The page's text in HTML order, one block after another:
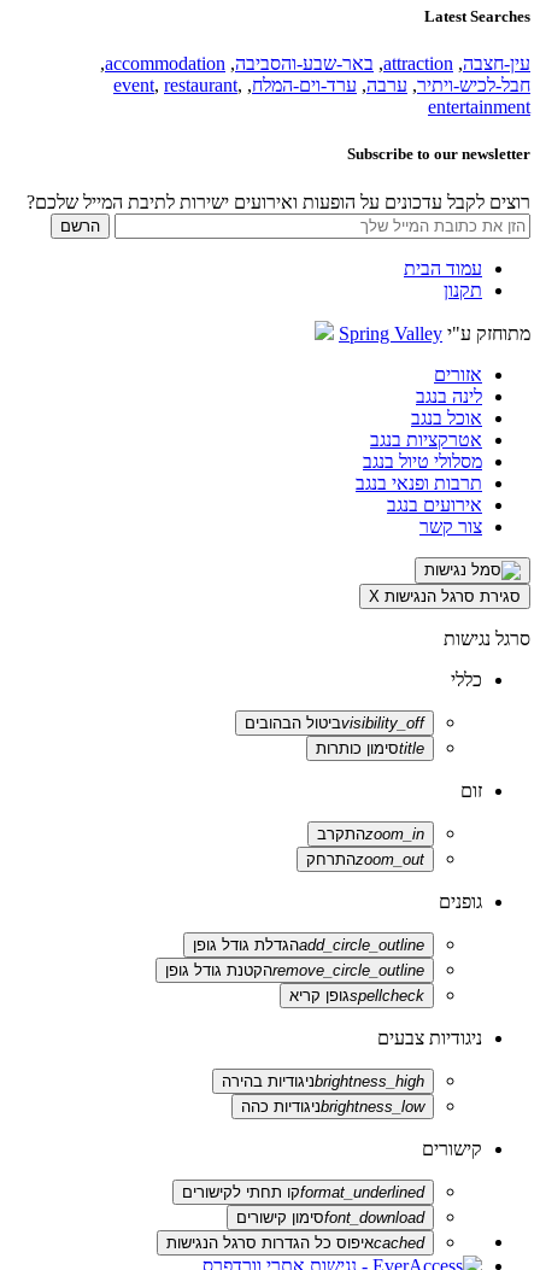
Latest Searches
עין-חצבה,
attraction
, באר-שבע-והסביבה,
accommodation
,
חבל-לכיש-ויתיר, ערבה, ערד-וים-המלח,
event, restaurant,
entertainment
Subscribe to our newsletter
רוצים לקבל עדכונים על הופעות ואירועים ישירות לתיבת המייל שלכם?
עמוד הבית
תקנון
מתוחזק ע"י Spring Valley
אזורים
לינה בנגב
אוכל בנגב
אטרקציות בנגב
מסלולי טיול בנגב
תרבות ופנאי בנגב
אירועים בנגב
צור קשר
סגירת סרגל הנגישות X
סרגל נגישות
כללי
visibility_offביטול הבהובים
titleסימון כותרות
זום
zoom_inהתקרב
zoom_outהתרחק
גופנים
add_circle_outlineהגדלת גודל גופן
remove_circle_outlineהקטנת גודל גופן
spellcheckגופן קריא
ניגודיות צבעים
brightness_highניגודיות בהירה
brightness_lowניגודיות כהה
קישורים
format_underlinedקו תחתי לקישורים
font_downloadסימון קישורים
cachedאיפוס כל הגדרות סרגל הנגישות